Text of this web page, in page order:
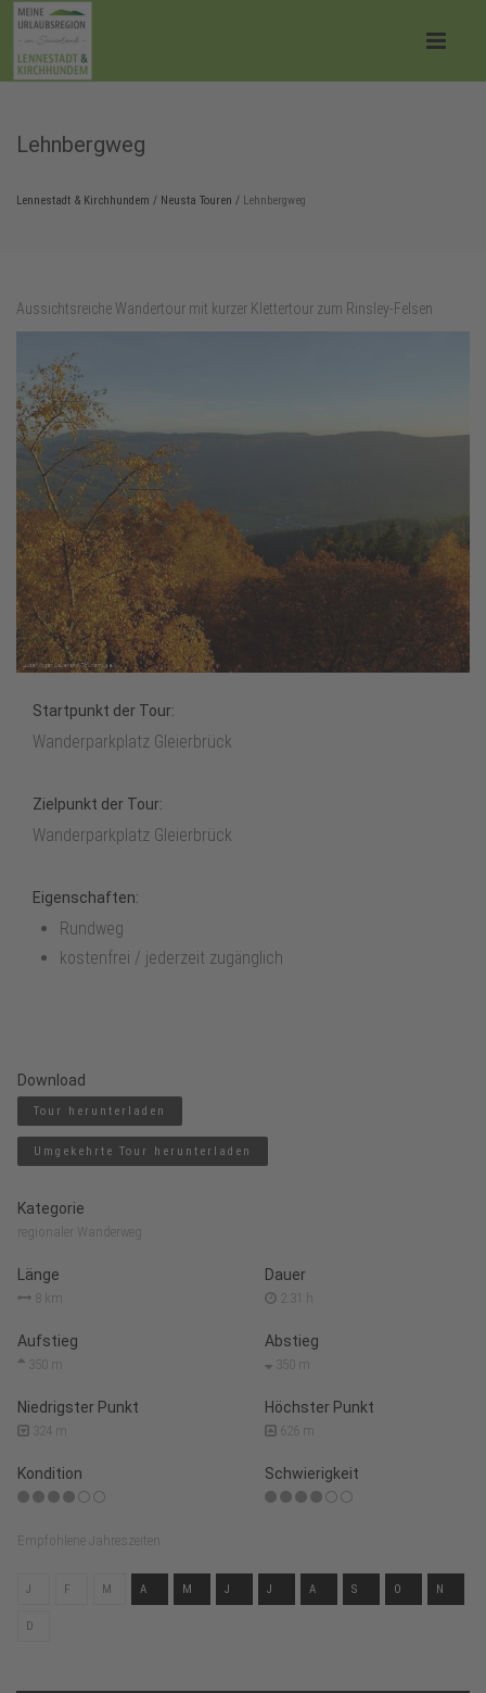
Lehnbergweg
Lennestadt & Kirchhundem / Neusta Touren / Lehnbergweg
Aussichtsreiche Wandertour mit kurzer Klettertour zum Rinsley-Felsen
Startpunkt der Tour:
Wanderparkplatz Gleierbrück
Zielpunkt der Tour:
Wanderparkplatz Gleierbrück
Eigenschaften:
Rundweg
kostenfrei / jederzeit zugänglich
Download
Tour herunterladen
Umgekehrte Tour herunterladen
Kategorie
regionaler Wanderweg
Länge
8 km
Dauer
2:31 h
Aufstieg
350 m
Abstieg
350 m
Niedrigster Punkt
324 m
Höchster Punkt
626 m
Kondition Schwierigkeit
Empfohlene Jahreszeiten
J F M A M J J A S O N
D